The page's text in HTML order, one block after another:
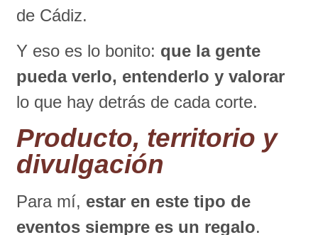
de Cádiz.
Y eso es lo bonito: que la gente
pueda verlo, entenderlo y valorar
lo que hay detrás de cada corte.
Producto, territorio y
divulgación
Para mí, estar en este tipo de
eventos siempre es un regalo.